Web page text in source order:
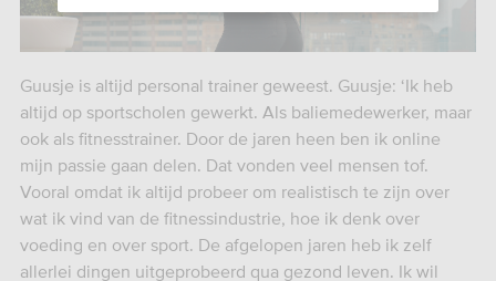
Guusje is altijd personal trainer geweest. Guusje: ‘Ik heb
altijd op sportscholen gewerkt. Als baliemedewerker, maar
ook als fitnesstrainer. Door de jaren heen ben ik online
mijn passie gaan delen. Dat vonden veel mensen tof.
Vooral omdat ik altijd probeer om realistisch te zijn over
wat ik vind van de fitnessindustrie, hoe ik denk over
voeding en over sport. De afgelopen jaren heb ik zelf
allerlei dingen uitgeprobeerd qua gezond leven. Ik wil